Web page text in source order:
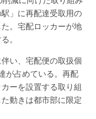
」に再配達受取用の
。宅配ロッカーが地
。
い、宅配便の取扱個
が占めている。再配
ーを設置する取り組
動きは都市部に限定